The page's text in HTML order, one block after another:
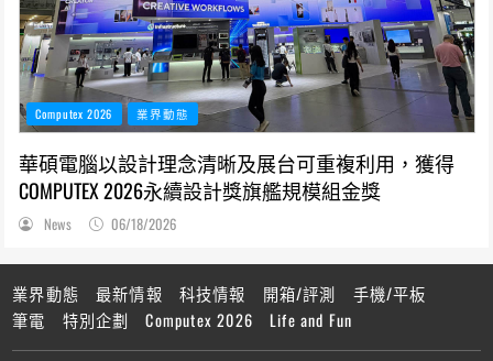
Computex 2026 業界動態
華碩電腦以設計理念清晰及展台可重複利用，獲得
COMPUTEX 2026永續設計獎旗艦規模組金獎
News 06/18/2026
業界動態 最新情報 科技情報 開箱/評測
手機/平板
筆電
特別企劃 Computex 2026 Life and Fun